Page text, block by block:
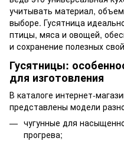
учитывать материал,
выборе. Гусятница
птицы, мяса и овощей,
и сохранение полезных
Гусятницы:
для изготовления
В каталоге интернет-
представлены модели
чугунные для
прогрева;